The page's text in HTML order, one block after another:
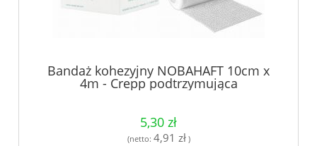
Bandaż kohezyjny NOBAHAFT 10cm x
4m - Crepp podtrzymująca
5,30 zł
(netto: 4,91 zł)